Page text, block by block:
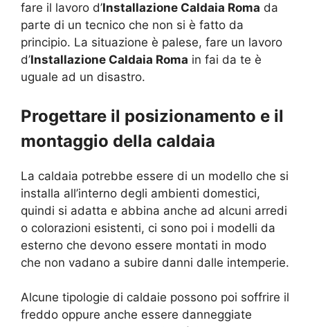
fare il lavoro d’Installazione Caldaia Roma da
parte di un tecnico che non si è fatto da
principio. La situazione è palese, fare un lavoro
d’Installazione Caldaia Roma in fai da te è
uguale ad un disastro.
Progettare il posizionamento e il
montaggio della caldaia
La caldaia potrebbe essere di un modello che si
installa all’interno degli ambienti domestici,
quindi si adatta e abbina anche ad alcuni arredi
o colorazioni esistenti, ci sono poi i modelli da
esterno che devono essere montati in modo
che non vadano a subire danni dalle intemperie.
Alcune tipologie di caldaie possono poi soffrire il
freddo oppure anche essere danneggiate